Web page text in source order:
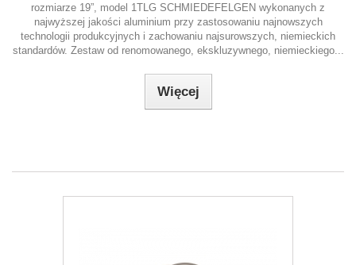
rozmiarze 19”, model 1TLG SCHMIEDEFELGEN wykonanych z
najwyższej jakości aluminium przy zastosowaniu najnowszych
technologii produkcyjnych i zachowaniu najsurowszych, niemieckich
standardów. Zestaw od renomowanego, ekskluzywnego, niemieckiego...
Więcej